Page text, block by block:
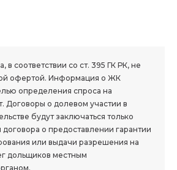
в соответствии со ст. 395 ГК РК, не
офертой. Информация о ЖК
определения спроса на
Договоры о долевом участии в
будут заключаться только
о предоставлении гарантии
или выдачи разрешения на
дольщиков местным